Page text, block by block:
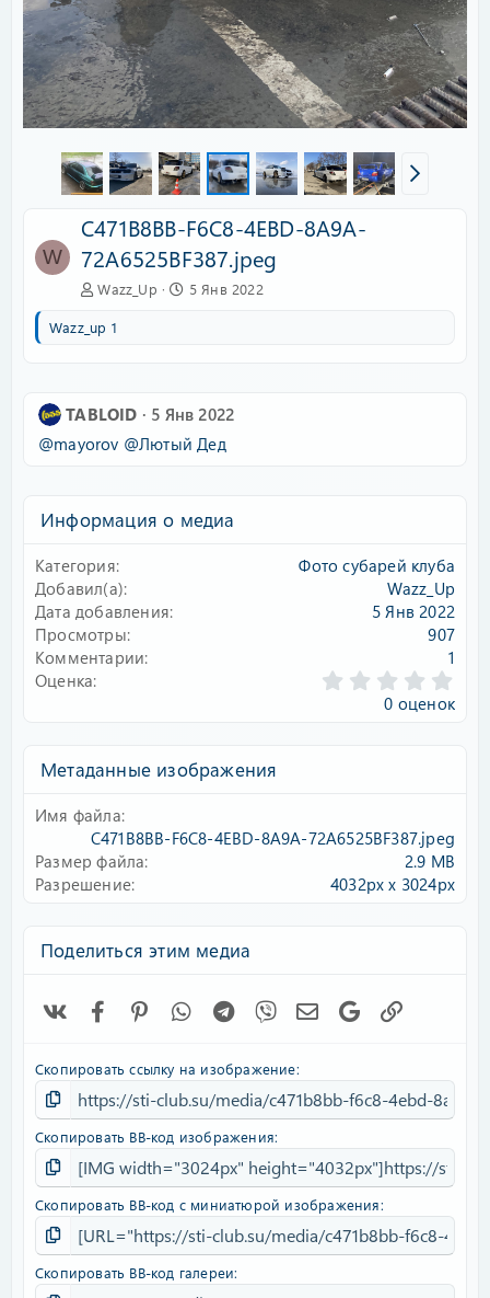
W
C471B8BB-F6C8-4EBD-8A9A-
72A6525BF387.jpeg
Wazz_Up 5 Янв 2022
Wazz_up 1
TABLOID
5 Янв 2022
@mayorov @Лютый Дед
Информация о медиа
Категория
Фото субарей клуба
Добавил(а)
Wazz_Up
Дата добавления
5 Янв 2022
Просмотры
907
Комментарии
1
Оценка
.
0
0 оценок
Метаданные изображения
Имя файла
C471B8BB-F6C8-4EBD-8A9A-72A6525BF387.jpeg
Размер файла
2.9 MB
Разрешение
4032px x 3024px
Поделиться этим медиа
FacebookPinterestWhatsAppTelegram
Viber Электронная почта
Google
Скопировать ссылку на изображение
Скопировать BB-код изображения
Скопировать BB-код с миниатюрой изображения
Скопировать BB-код галереи